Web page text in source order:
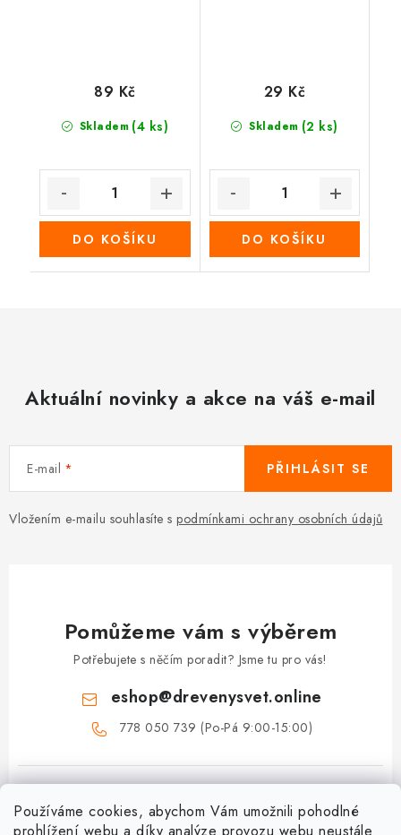
Používáme cookies, abychom Vám umožnili pohodlné
Skladem (4 ks)
89 Kč
DO KOŠÍKU
Skladem (2 ks)
29 Kč
DO KOŠÍKU
Aktuální novinky a akce na váš e-mail
E-mail
Vložením e-mailu souhlasíte s podmínkami ochrany osobních údajů
PŘIHLÁSIT SE
Pomůžeme vám s výběrem
Potřebujete s něčím poradit? Jsme tu pro vás!
eshop@drevenysvet.online
778 050 739 (Po-Pá 9:00-15:00)